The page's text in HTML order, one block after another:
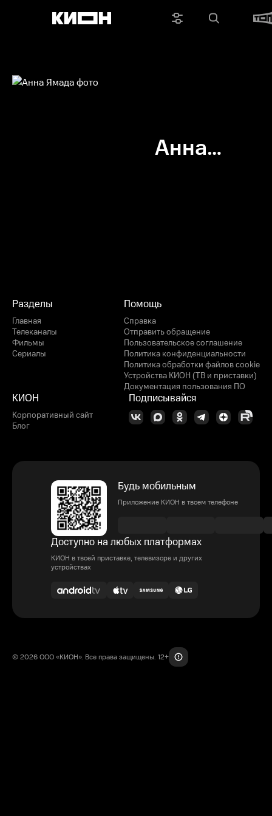
Анна
Разделы
Главная
Телеканалы
Фильмы
Сериалы
Помощь
Справка
Отправить обращение
Пользовательское соглашение
Политика конфиденциальности
Политика обработки файлов cookie
Устройства КИОН (ТВ и приставки)
Документация пользования ПО
КИОН
Корпоративный сайт
Блог
Подписывайся
Будь мобильным
Приложение КИОН в твоем телефоне
Доступно на любых платформах
КИОН в твоей приставке, телевизоре и других
устройствах
© 2026 ООО «КИОН». Все права защищены. 12+